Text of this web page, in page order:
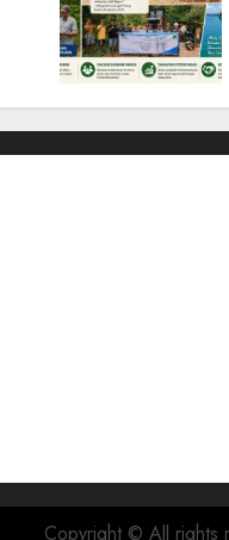
Copyright © All rights